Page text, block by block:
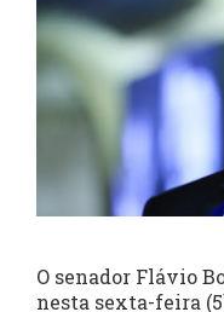
O senador Flávio
nesta sexta-feira